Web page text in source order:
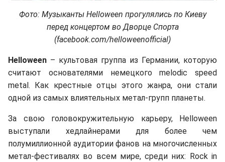
Фото: Музыканты Helloween прогулялись по Киеву
перед концертом во Дворце Спорта
(facebook.com/helloweenofficial)
Helloween – культовая группа из Германии, которую
считают основателями немецкого melodic speed
metal. Как крестные отцы этого жанра, они стали
одной из самых влиятельных метал-групп планеты.
За свою головокружительную карьеру, Helloween
выступали хедлайнерами для более чем
полумиллионной аудитории фанов на многочисленных
метал-фестивалях во всем мире, среди них: Rock in